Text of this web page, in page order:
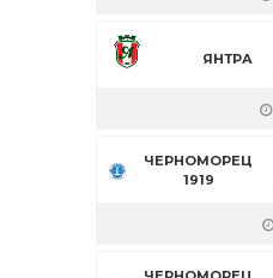
ЯНТРА
ЧЕРНОМОРЕЦ
1919